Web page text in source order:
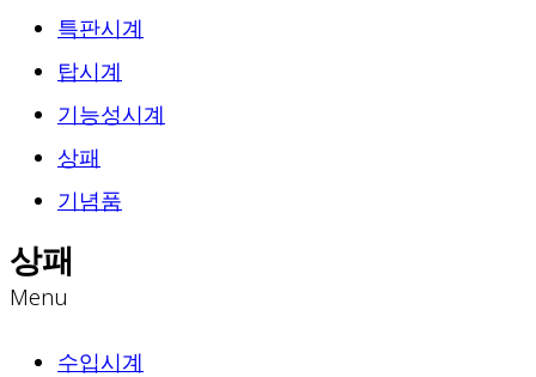
특판시계
탑시계
기능성시계
상패
기념품
상패
Menu
수입시계